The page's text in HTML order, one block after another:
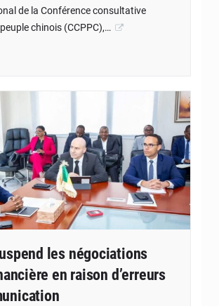
de la Conférence consultative
chinois (CCPPC),…
les négociations
en raison d’erreurs